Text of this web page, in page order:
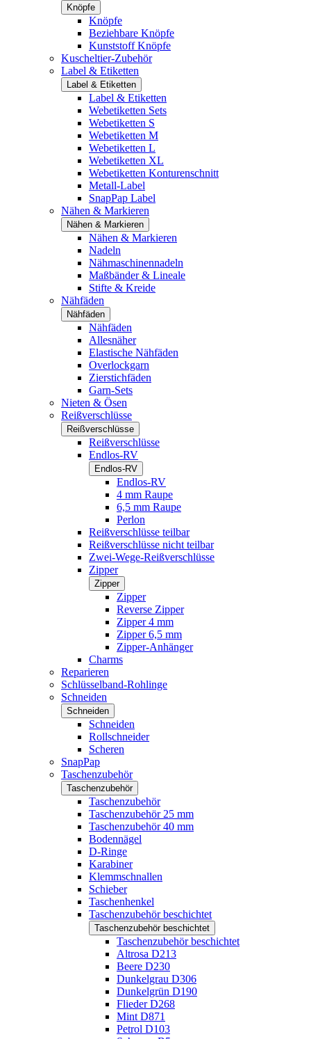
Knöpfe
Knöpfe
Beziehbare Knöpfe
Kunststoff Knöpfe
Kuscheltier-Zubehör
Label & Etiketten
Label & Etiketten
Label & Etiketten
Webetiketten Sets
Webetiketten S
Webetiketten M
Webetiketten L
Webetiketten XL
Webetiketten Konturenschnitt
Metall-Label
SnapPap Label
Nähen & Markieren
Nähen & Markieren
Nähen & Markieren
Nadeln
Nähmaschinennadeln
Maßbänder & Lineale
Stifte & Kreide
Nähfäden
Nähfäden
Nähfäden
Allesnäher
Elastische Nähfäden
Overlockgarn
Zierstichfäden
Garn-Sets
Nieten & Ösen
Reißverschlüsse
Reißverschlüsse
Reißverschlüsse
Endlos-RV
Endlos-RV
Endlos-RV
4 mm Raupe
6,5 mm Raupe
Perlon
Reißverschlüsse teilbar
Reißverschlüsse nicht teilbar
Zwei-Wege-Reißverschlüsse
Zipper
Zipper
Zipper
Reverse Zipper
Zipper 4 mm
Zipper 6,5 mm
Zipper-Anhänger
Charms
Reparieren
Schlüsselband-Rohlinge
Schneiden
Schneiden
Schneiden
Rollschneider
Scheren
SnapPap
Taschenzubehör
Taschenzubehör
Taschenzubehör
Taschenzubehör 25 mm
Taschenzubehör 40 mm
Bodennägel
D-Ringe
Karabiner
Klemmschnallen
Schieber
Taschenhenkel
Taschenzubehör beschichtet
Taschenzubehör beschichtet
Taschenzubehör beschichtet
Altrosa D213
Beere D230
Dunkelgrau D306
Dunkelgrün D190
Flieder D268
Mint D871
Petrol D103